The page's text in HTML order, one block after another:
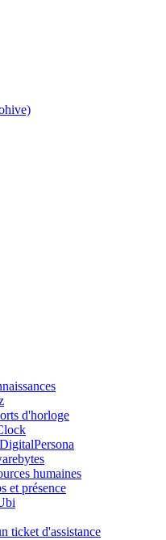
d'horloge
humaines
et présence
ticket d'assistance